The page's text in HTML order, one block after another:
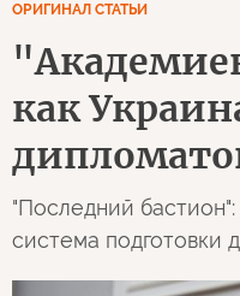
ОРИГИНАЛ СТАТЬИ
как
"Последний
система подготовки